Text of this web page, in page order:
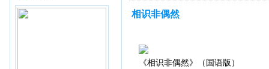
相识非偶然
《相识非偶然》（国语版）